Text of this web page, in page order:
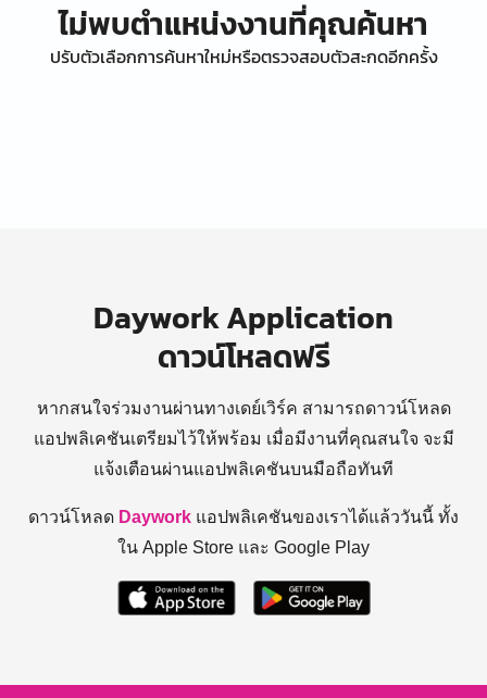
ไม่พบตำแหน่งงานที่คุณค้นหา
ปรับตัวเลือกการค้นหาใหม่หรือตรวจสอบตัวสะกดอีกครั้ง
Daywork Application
ดาวน์โหลดฟรี
หากสนใจร่วมงานผ่านทางเดย์เวิร์ค สามารถดาวน์โหลด
แอปพลิเคชันเตรียมไว้ให้พร้อม เมื่อมีงานที่คุณสนใจ จะมี
แจ้งเตือนผ่านแอปพลิเคชันบนมือถือทันที
ดาวน์โหลด Daywork แอปพลิเคชันของเราได้แล้ววันนี้ ทั้ง
ใน Apple Store และ Google Play